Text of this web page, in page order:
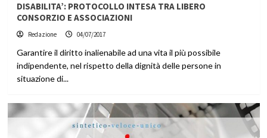
DISABILITA’: PROTOCOLLO INTESA TRA LIBERO
CONSORZIO E ASSOCIAZIONI
Redazione 04/07/2017
Garantire il diritto inalienabile ad una vita il più possibile
indipendente, nel rispetto della dignità delle persone in
situazione di...